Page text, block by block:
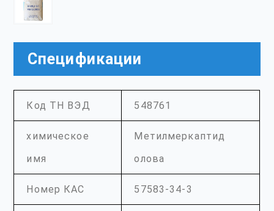
Спецификации
Код ТН ВЭД 548761
химическое
имя
Метилмеркаптид
олова
Номер КАС 57583-34-3